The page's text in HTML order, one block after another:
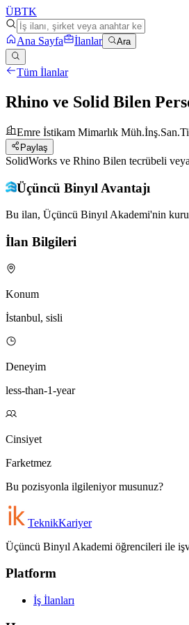
ÜBTK
Ana Sayfa İlanlar Ara
Tüm İlanlar
Rhino ve Solid Bilen
Emre İstikam Mimarlık
Paylaş
SolidWorks ve Rhino Bilen tecrübeli veya
Üçüncü Binyıl Avantajı
Bu ilan, Üçüncü Binyıl Akademi'nin
İlan Bilgileri
Konum
İstanbul, sisli
Deneyim
less-than-1-year
Cinsiyet
Farketmez
Bu pozisyonla ilgileniyor musunuz?
TeknikKariyer
Üçüncü Binyıl Akademi öğrencileri ile
Platform
İş İlanları